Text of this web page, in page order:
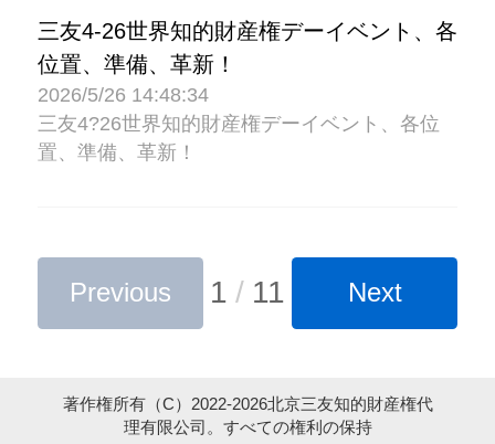
三友4-26世界知的財産権デーイベント、各
位置、準備、革新！
2026/5/26 14:48:34
三友4?26世界知的財産権デーイベント、各位
置、準備、革新！
Previous 1 / 11 Next
著作権所有（C）2022-2026北京三友知的財産権代
理有限公司。すべての権利の保持